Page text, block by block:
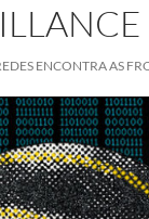
ENCONTRA AS